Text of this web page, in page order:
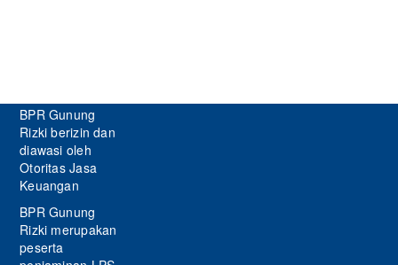
BPR Gunung
Rizki berizin dan
diawasi oleh
Otoritas Jasa
Keuangan
BPR Gunung
Rizki merupakan
peserta